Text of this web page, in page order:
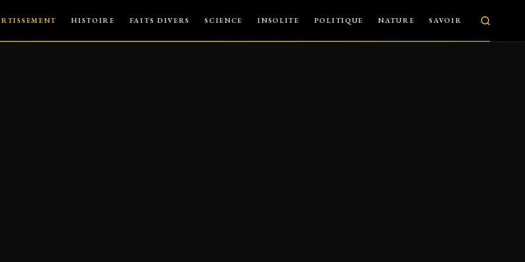
HISTOIRE FAITS DIVERS SCIENCE INSOLITE POLITIQUE NATURE SAVOIR